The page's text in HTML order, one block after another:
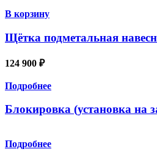
В корзину
Щётка подметальная
124 900 ₽
Подробнее
Блокировка (установка на
Подробнее